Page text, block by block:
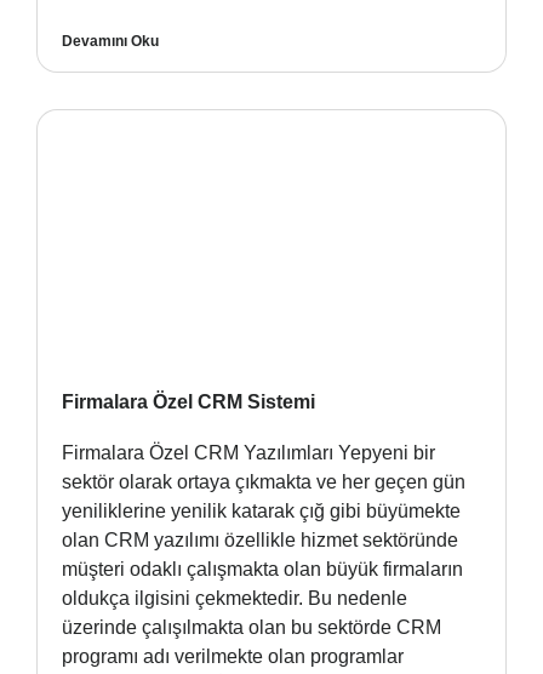
Devamını Oku
Firmalara Özel CRM Sistemi
Firmalara Özel CRM Yazılımları Yepyeni bir
sektör olarak ortaya çıkmakta ve her geçen gün
yeniliklerine yenilik katarak çığ gibi büyümekte
olan CRM yazılımı özellikle hizmet sektöründe
müşteri odaklı çalışmakta olan büyük firmaların
oldukça ilgisini çekmektedir. Bu nedenle
üzerinde çalışılmakta olan bu sektörde CRM
programı adı verilmekte olan programlar